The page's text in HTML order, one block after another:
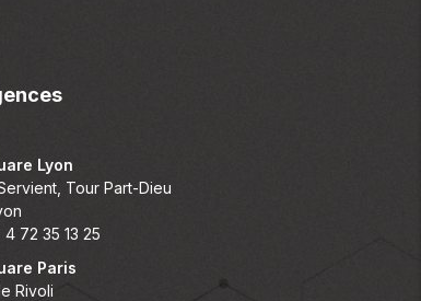
Lyon
Tour Part-Dieu
4 72 35 13 25
Paris
Rivoli